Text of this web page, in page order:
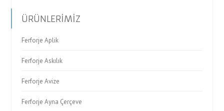
ÜRÜNLERİMİZ
Ferforje Aplik
Ferforje Askılık
Ferforje Avize
Ferforje Ayna Çerçeve